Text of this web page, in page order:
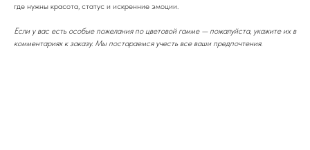
где нужны красота, статус и искренние эмоции.
Если у вас есть особые пожелания по цветовой гамме — пожалуйста, укажите их в
комментариях к заказу. Мы постараемся учесть все ваши предпочтения.